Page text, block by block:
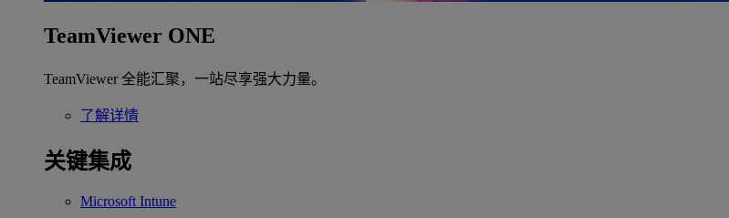
TeamViewer ONE
TeamViewer 全能汇聚，一站尽享强大力量。
了解详情
关键集成
Microsoft Intune